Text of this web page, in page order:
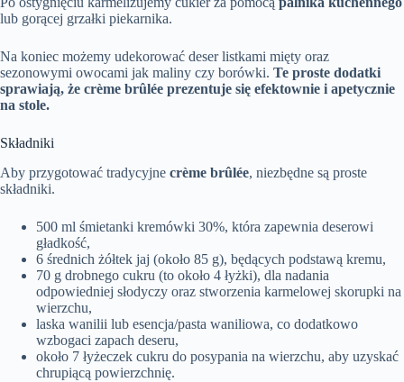
lub gorącej grzałki piekarnika.
Na koniec możemy udekorować deser listkami mięty oraz
sezonowymi owocami jak maliny czy borówki. Te proste dodatki
sprawiają, że crème brûlée prezentuje się efektownie i apetycznie
na stole.
Składniki
Aby przygotować tradycyjne crème brûlée, niezbędne są proste
składniki.
500 ml śmietanki kremówki 30%, która zapewnia deserowi
gładkość,
6 średnich żółtek jaj (około 85 g), będących podstawą kremu,
70 g drobnego cukru (to około 4 łyżki), dla nadania
odpowiedniej słodyczy oraz stworzenia karmelowej skorupki na
wierzchu,
laska wanilii lub esencja/pasta waniliowa, co dodatkowo
wzbogaci zapach deseru,
około 7 łyżeczek cukru do posypania na wierzchu, aby uzyskać
chrupiącą powierzchnię.